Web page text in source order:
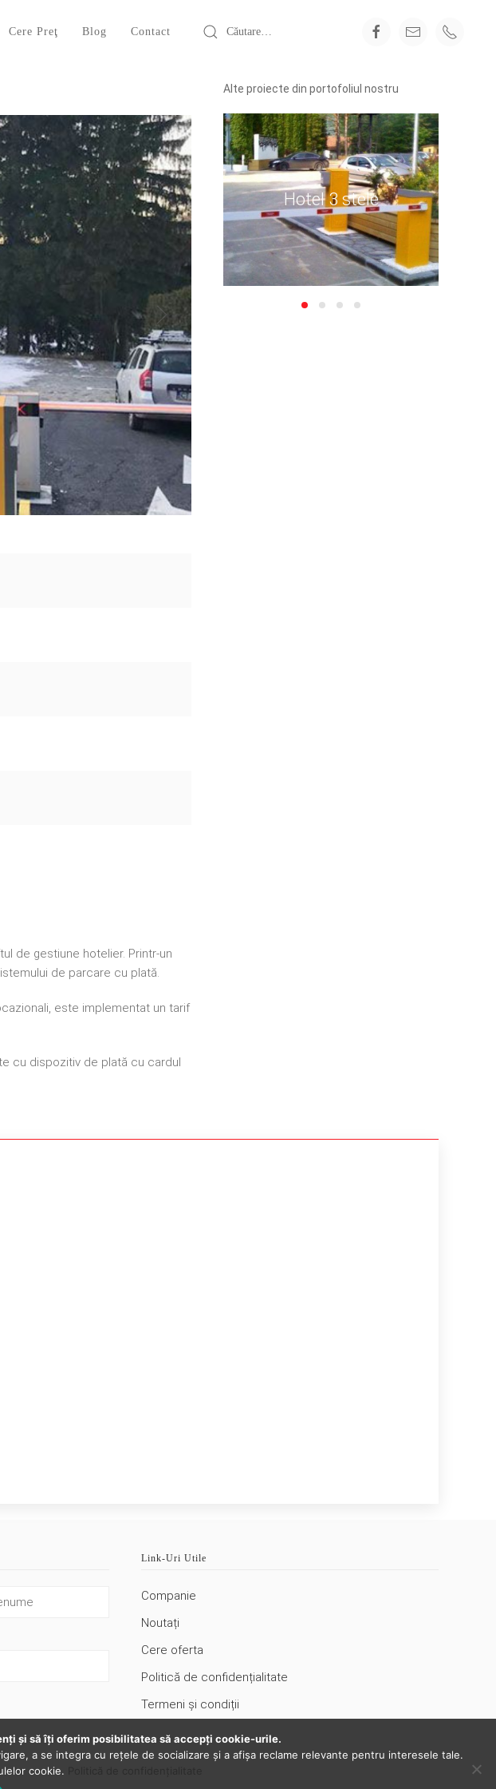
Cere Preţ Blog Contact
de gestiune hotelier. Printr-un
de parcare cu plată.
este implementat un tarif
cu dispozitiv de plată cu cardul
Alte proiecte din portofoliul nostru
Hotel 3 stele
Link-Uri Utile
Companie
Noutați
Cere oferta
Politică de confidențialitate
Termeni şi condiții
Politici privind cookies
Harta Site
și să îţi oferim posibilitatea să accepţi cookie-urile.
a se integra cu reţele de socializare şi a afişa reclame relevante pentru interesele tale.
cookie.